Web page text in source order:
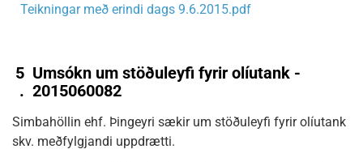
Teikningar með erindi dags 9.6.2015.pdf
5
.
Umsókn um stöðuleyfi fyrir olíutank -
2015060082
Simbahöllin ehf. Þingeyri sækir um stöðuleyfi fyrir olíutank
skv. meðfylgjandi uppdrætti.